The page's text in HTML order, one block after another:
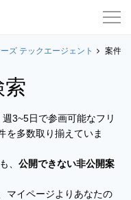
ツ
ズ テックエージェント 案件
索
3~5日で参画可能なフリ
を多数取り揃えていま
、 公開できない非公開案
マイページよりあなたの